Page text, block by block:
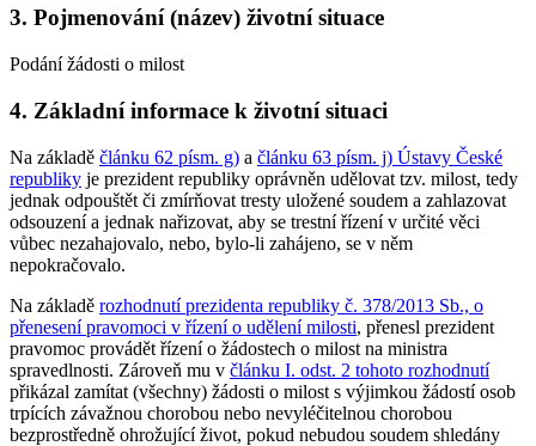
3. Pojmenování (název) životní situace
Podání žádosti o milost
4. Základní informace k životní situaci
Na základě článku 62 písm. g) a článku 63 písm. j) Ústavy České
republiky je prezident republiky oprávněn udělovat tzv. milost, tedy
jednak odpouštět či zmírňovat tresty uložené soudem a zahlazovat
odsouzení a jednak nařizovat, aby se trestní řízení v určité věci
vůbec nezahajovalo, nebo, bylo-li zahájeno, se v něm
nepokračovalo.
Na základě rozhodnutí prezidenta republiky č. 378/2013 Sb., o
přenesení pravomoci v řízení o udělení milosti, přenesl prezident
pravomoc provádět řízení o žádostech o milost na ministra
spravedlnosti. Zároveň mu v článku I. odst. 2 tohoto rozhodnutí
přikázal zamítat (všechny) žádosti o milost s výjimkou žádostí osob
trpících závažnou chorobou nebo nevyléčitelnou chorobou
bezprostředně ohrožující život, pokud nebudou soudem shledány